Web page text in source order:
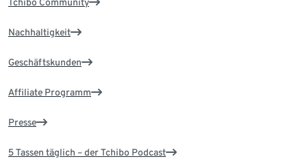
Tchibo Community
Nachhaltigkeit
Geschäftskunden
Affiliate Programm
Presse
5 Tassen täglich – der Tchibo Podcast